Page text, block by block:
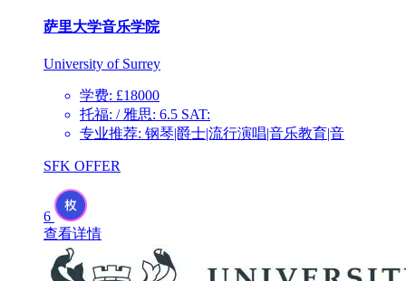
萨里大学音乐学院
University of Surrey
学费: £18000
托福: / 雅思: 6.5 SAT:
专业推荐: 钢琴|爵士|流行演唱|音乐教育|音
SFK OFFER
6
查看详情